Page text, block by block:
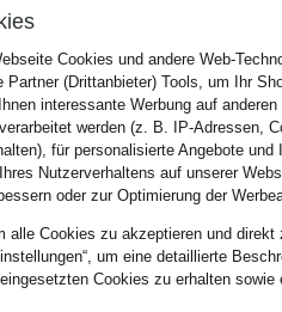
Cookies und andere Web-
(Drittanbieter) Tools, um Ihr
interessante Werbung auf
werden (z. B. IP-Adressen,
für personalisierte Angebote und
Nutzerverhaltens auf unserer
oder zur Optimierung der
alle Cookies zu akzeptieren und
um eine detaillierte
Cookies zu erhalten sowie